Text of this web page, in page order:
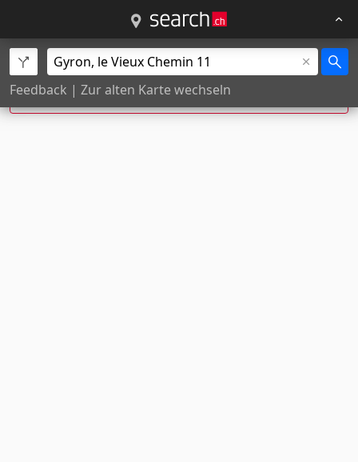
Feedback | Zur alten Karte wechseln
Die Eingabe wurde zuLe Vieux Chemin 11,
Gryonkorrigiert.